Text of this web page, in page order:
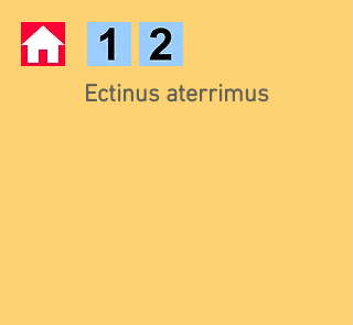
Ectinus aterrimus